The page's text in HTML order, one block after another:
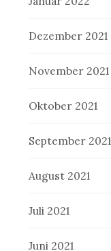
Dezember 2021
November 2021
Oktober 2021
September 2021
August 2021
Juli 2021
Juni 2021